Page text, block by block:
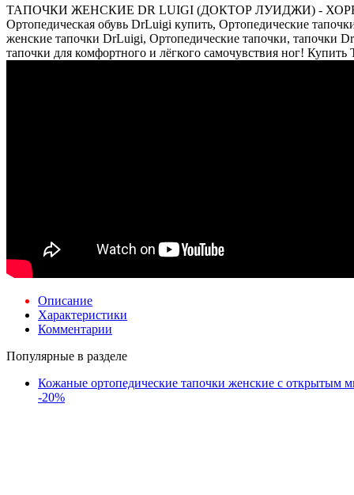
ТАПОЧКИ ЖЕНСКИЕ DR LUIGI (ДОКТОР ЛУИДЖИ) - ХОРВАТИЯ
Ортопедическая обувь DrLuigi купить, Ортопедические
женские тапочки DrLuigi, Ортопедические тапочки, тапочки
тапочки для комфортного и лёгкого самочувствия ног!
Описание
Характеристики
Комментарии
Популярные в разделе
Кожаные ортопедические тапочки женские с открытым
-20%